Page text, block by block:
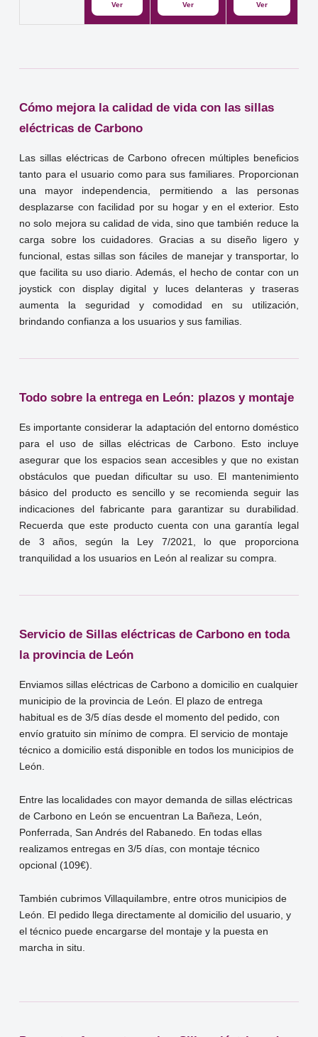
Ver Ver Ver
Cómo mejora la calidad de vida con las sillas
eléctricas de Carbono
Las sillas eléctricas de Carbono ofrecen múltiples beneficios
tanto para el usuario como para sus familiares. Proporcionan
una mayor independencia, permitiendo a las personas
desplazarse con facilidad por su hogar y en el exterior. Esto
no solo mejora su calidad de vida, sino que también reduce la
carga sobre los cuidadores. Gracias a su diseño ligero y
funcional, estas sillas son fáciles de manejar y transportar, lo
que facilita su uso diario. Además, el hecho de contar con un
joystick con display digital y luces delanteras y traseras
aumenta la seguridad y comodidad en su utilización,
brindando confianza a los usuarios y sus familias.
Todo sobre la entrega en León: plazos y montaje
Es importante considerar la adaptación del entorno doméstico
para el uso de sillas eléctricas de Carbono. Esto incluye
asegurar que los espacios sean accesibles y que no existan
obstáculos que puedan dificultar su uso. El mantenimiento
básico del producto es sencillo y se recomienda seguir las
indicaciones del fabricante para garantizar su durabilidad.
Recuerda que este producto cuenta con una garantía legal
de 3 años, según la Ley 7/2021, lo que proporciona
tranquilidad a los usuarios en León al realizar su compra.
Servicio de Sillas eléctricas de Carbono en toda
la provincia de León
Enviamos sillas eléctricas de Carbono a domicilio en cualquier
municipio de la provincia de León. El plazo de entrega
habitual es de 3/5 días desde el momento del pedido, con
envío gratuito sin mínimo de compra. El servicio de montaje
técnico a domicilio está disponible en todos los municipios de
León.
Entre las localidades con mayor demanda de sillas eléctricas
de Carbono en León se encuentran La Bañeza, León,
Ponferrada, San Andrés del Rabanedo. En todas ellas
realizamos entregas en 3/5 días, con montaje técnico
opcional (109€).
También cubrimos Villaquilambre, entre otros municipios de
León. El pedido llega directamente al domicilio del usuario, y
el técnico puede encargarse del montaje y la puesta en
marcha in situ.